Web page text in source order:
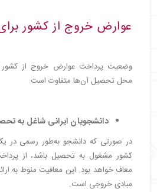
عوارض خروج از کشور
وضعیت پرداخت عوارض خروج از کشور
محل تحصیل آن‌ها متفاوت است:
دانشجویان ایرانی شاغل به
در صورتی که دانشجو به‌طور رسمی در
کشور مشغول به تحصیل باشد، از
معاف خواهد بود. این معافیت منوط به
مبادی خروجی است.